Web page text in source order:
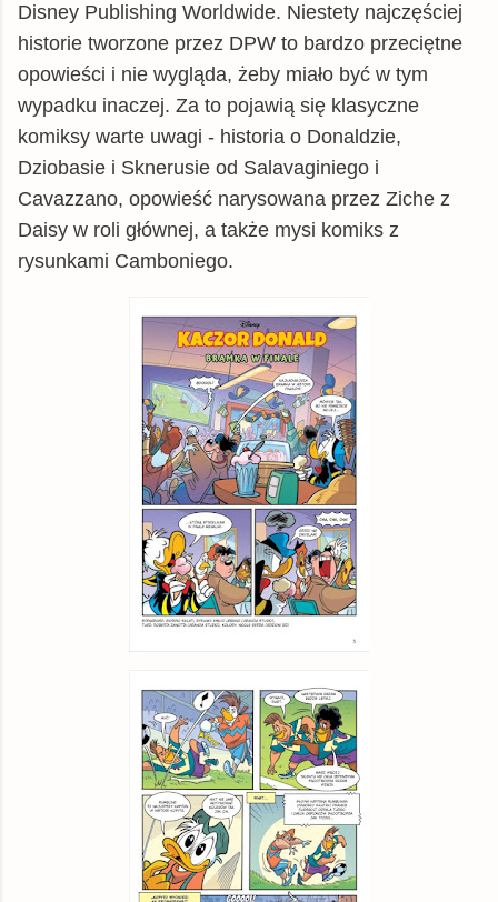
Disney Publishing Worldwide. Niestety najczęściej
historie tworzone przez DPW to bardzo przeciętne
opowieści i nie wygląda, żeby miało być w tym
wypadku inaczej. Za to pojawią się klasyczne
komiksy warte uwagi - historia o Donaldzie,
Dziobasie i Sknerusie od Salavaginiego i
Cavazzano, opowieść narysowana przez Ziche z
Daisy w roli głównej, a także mysi komiks z
rysunkami Camboniego.